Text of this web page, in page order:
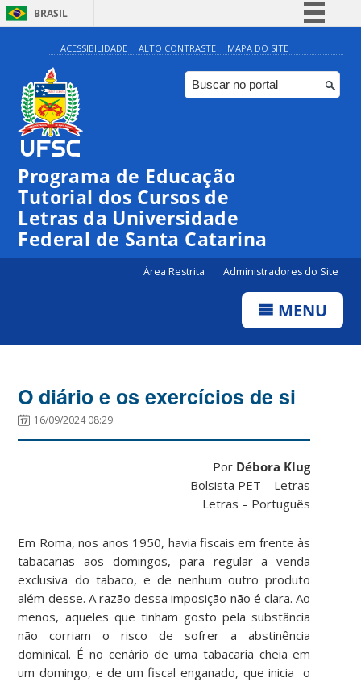
BRASIL
Simplifique!
Comunica BR
Participe
ACESSIBILIDADE ALTO CONTRASTE MAPA DO SITE
Programa de Educação
Tutorial dos Cursos de
Letras da Universidade
Federal de Santa Catarina
Área Restrita Administradores do Site
MENU
O diário e os exercícios de si
16/09/2024 08:29
Por Débora Klug
Bolsista PET – Letras
Letras – Português
Em Roma, nos anos 1950, havia fiscais em frente às
tabacarias aos domingos, para regular a venda
exclusiva do tabaco, e de nenhum outro produto
além desse. A razão dessa imposição não é clara. Ao
menos, aqueles que tinham gosto pela substância
não corriam o risco de sofrer a abstinência
dominical. É no cenário de uma tabacaria cheia em
um domingo, e de um fiscal enganado, que inicia o